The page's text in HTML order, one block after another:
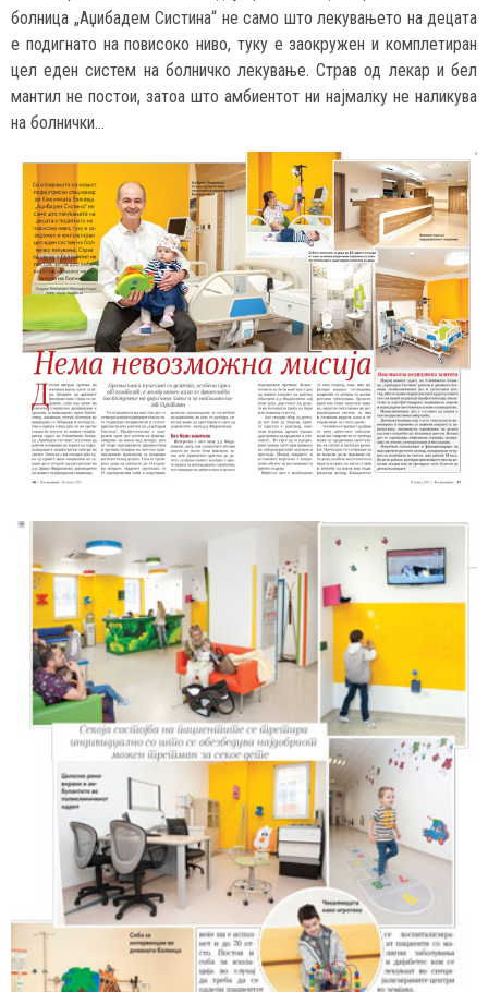
болница „Аџибадем Систина“ не само што лекувањето на децата
е подигнато на повисоко ниво, туку е заокружен и комплетиран
цел еден систем на болничко лекување. Страв од лекар и бел
мантил не постои, затоа што амбиентот ни најмалку не наликува
на болнички…